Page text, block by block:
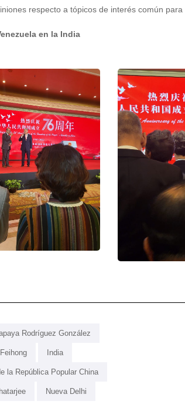
respecto a tópicos de interés común
en la India
Rodríguez González
India
la República Popular China
Nueva Delhi